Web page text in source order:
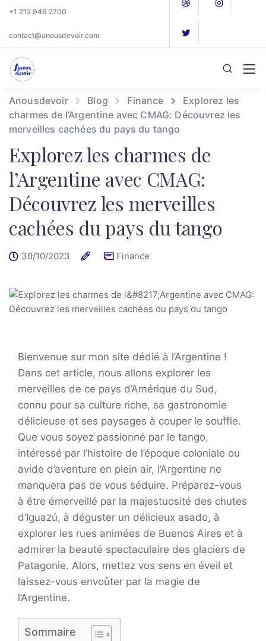
+1 212 946 2700
contact@anousdevoir.com
Anousdevoir Blog Finance
Explorez les
charmes de l’Argentine avec CMAG: Découvrez les
merveilles cachées du pays du tango
Explorez les charmes de
l’Argentine avec CMAG:
Découvrez les merveilles
cachées du pays du tango
30/10/2023 Finance
Bienvenue sur mon site dédié à l’Argentine !
Dans cet article, nous allons explorer les
merveilles de ce pays d’Amérique du Sud,
connu pour sa culture riche, sa gastronomie
délicieuse et ses paysages à couper le souffle.
Que vous soyez passionné par le tango,
intéressé par l’histoire de l’époque coloniale ou
avide d’aventure en plein air, l’Argentine ne
manquera pas de vous séduire. Préparez-vous
à être émerveillé par la majestuosité des chutes
d’Iguazú, à déguster un délicieux asado, à
explorer les rues animées de Buenos Aires et à
admirer la beauté spectaculaire des glaciers de
Patagonie. Alors, mettez vos sens en éveil et
laissez-vous envoûter par la magie de
l’Argentine.
Sommaire